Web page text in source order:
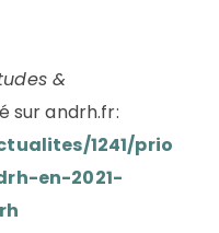
&
sur andrh.fr:
1241/prio
en-2021-